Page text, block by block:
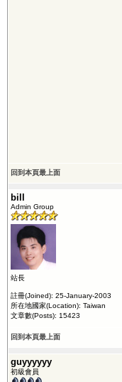
回到本頁最上面
bill
Admin Group
站長
註冊(Joined): 25-January-2003
所在地國家(Location): Taiwan
文章數(Posts): 15423
回到本頁最上面
guyyyyyy
初級會員